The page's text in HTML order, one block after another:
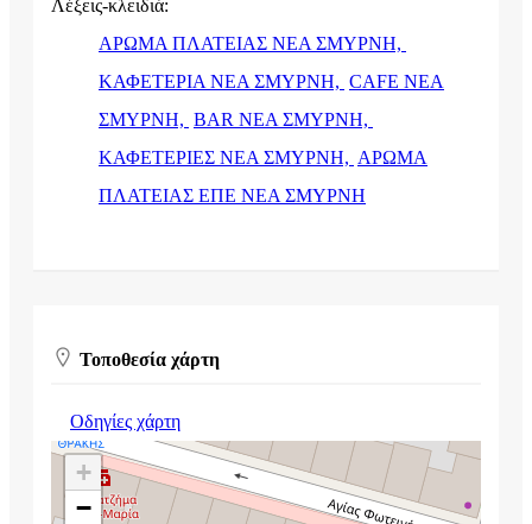
Λέξεις-κλειδιά:
ΑΡΩΜΑ ΠΛΑΤΕΙΑΣ ΝΕΑ ΣΜΥΡΝΗ,
ΚΑΦΕΤΕΡΙΑ ΝΕΑ ΣΜΥΡΝΗ, CAFE ΝΕΑ
ΣΜΥΡΝΗ, BAR ΝΕΑ ΣΜΥΡΝΗ,
ΚΑΦΕΤΕΡΙΕΣ ΝΕΑ ΣΜΥΡΝΗ, ΑΡΩΜΑ
ΠΛΑΤΕΙΑΣ ΕΠΕ ΝΕΑ ΣΜΥΡΝΗ
Τοποθεσία χάρτη
Οδηγίες χάρτη
+
−